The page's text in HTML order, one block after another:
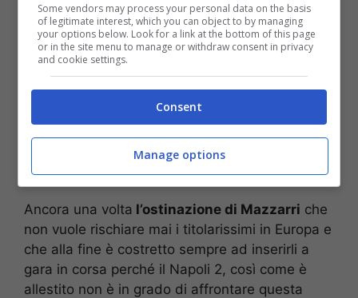
Ancora una volta l’ostinazione di Mazzarri che
non vuole rischiare mai i titolarissimi in Europa e
che alla fine è costretto sempre ad inserirli a
gara in corsa perché il Napoli 2, così come è
allestito non è in grado di affrontare questa
Some vendors may process your personal data on the basis
of legitimate interest, which you can object to by managing
your options below. Look for a link at the bottom of this page
or in the site menu to manage or withdraw consent in privacy
and cookie settings.
Consent
Manage options